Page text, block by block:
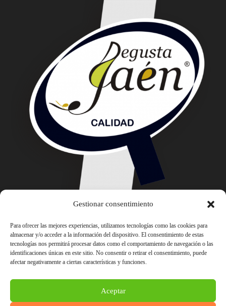
Gestionar consentimiento
Para ofrecer las mejores experiencias, utilizamos tecnologías como las cookies para
almacenar y/o acceder a la información del dispositivo. El consentimiento de estas
tecnologías nos permitirá procesar datos como el comportamiento de navegación o las
identificaciones únicas en este sitio. No consentir o retirar el consentimiento, puede
afectar negativamente a ciertas características y funciones.
Aceptar